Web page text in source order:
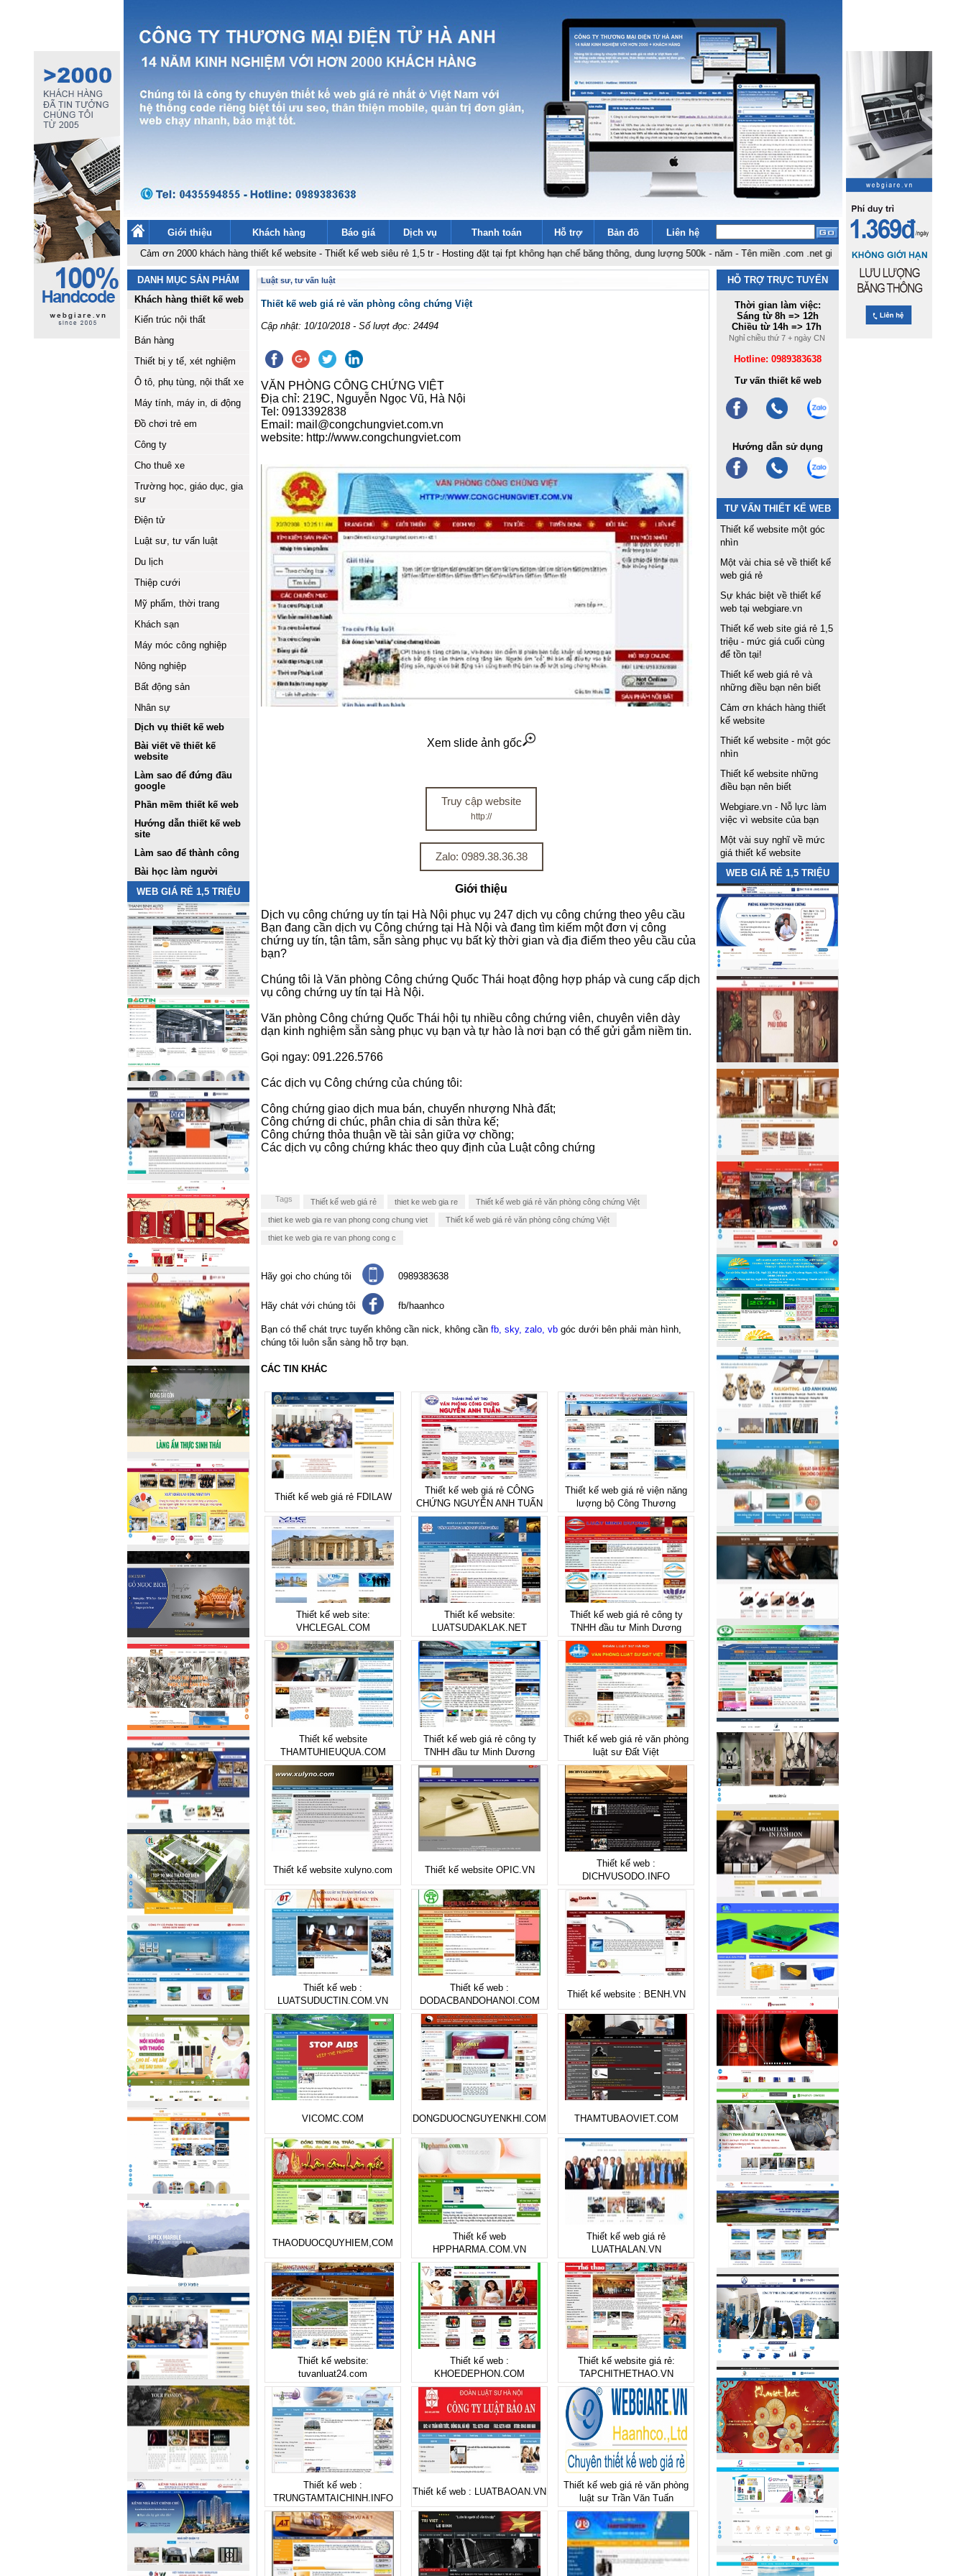
Giới thiệu Khách hàng Báo giá Dịch vụ Thanh toán Hỗ trợ Bản đồ
Liên hệ
Cảm ơn 2000 khách hàng thiết kế website -Thiết kế web siêu rẻ 1,5 tr-Hosting đặt tại fpt không hạn chế băng thông, dung lượng 500k - năm-Tên miền .com .net giá rẻ nhất Việt Nam: 180k - năm-Bảng
DANH MỤC SẢN PHẨM
Khách hàng thiết kế web
Kiến trúc nội thất
Bán hàng
Thiết bị y tế, xét nghiệm
Ô tô, phụ tùng, nội thất xe
Máy tính, máy in, di động
Đồ chơi trẻ em
Công ty
Cho thuê xe
Trường học, giáo dục, gia
sư
Điện tử
Luật sư, tư vấn luật
Du lịch
Thiệp cưới
Mỹ phẩm, thời trang
Khách sạn
Máy móc công nghiệp
Nông nghiệp
Bất động sản
Nhân sự
Dịch vụ thiết kế web
Bài viết về thiết kế
website
Làm sao để đứng đầu
google
Phần mềm thiết kế web
Hướng dẫn thiết kế web
site
Làm sao để thành công
Bài học làm người
WEB GIÁ RẺ 1,5 TRIỆU
Luật sư, tư vấn luật
Thiết kế web giá rẻ văn phòng công chứng Việt
Cập nhật: 10/10/2018 - Số lượt đọc: 24494
VĂN PHÒNG CÔNG CHỨNG VIỆT
Địa chỉ: 219C, Nguyễn Ngọc Vũ, Hà Nội
Tel: 0913392838
Email: mail@congchungviet.com.vn
website: http://www.congchungviet.com
Xem slide ảnh gốc
Truy cập website
http://
Zalo: 0989.38.36.38
Giới thiệu
Dịch vụ công chứng uy tín tại Hà Nội phục vụ 247 dịch vụ công chứng theo yêu cầu
Bạn đang cần dịch vụ Công chứng tại Hà Nội và đang tìm kiếm một đơn vị công
chứng uy tín, tận tâm, sẵn sàng phục vụ bất kỳ thời gian và địa điểm theo yêu cầu của
bạn?
Chúng tôi là Văn phòng Công chứng Quốc Thái hoạt động hợp pháp và cung cấp dịch
vụ công chứng uy tín tại Hà Nội.
Văn phòng Công chứng Quốc Thái hội tụ nhiều công chứng viên, chuyên viên dày
dạn kinh nghiệm sẵn sàng phục vụ bạn và tự hào là nơi bạn có thể gửi gắm niềm tin.
Gọi ngay: 091.226.5766
Các dịch vụ Công chứng của chúng tôi:
Công chứng giao dịch mua bán, chuyển nhượng Nhà đất;
Công chứng di chúc, phân chia di sản thừa kế;
Công chứng thỏa thuận về tài sản giữa vợ chồng;
Các dịch vụ công chứng khác theo quy định của Luật công chứng
Tags Thiết kế web giá rẻ thiet ke web gia re Thiết kế web giá rẻ văn phòng công chứng Việt
thiet ke web gia re van phong cong chung viet Thiết kế web giá rẻ văn phòng công chứng Việt
thiet ke web gia re van phong cong c
Hãy gọi cho chúng tôi 0989383638
Hãy chát với chúng tôi fb/haanhco
Bạn có thể chát trực tuyến không cần nick, không cần fb, sky, zalo, vb góc dưới bên phải màn hình,
chúng tôi luôn sẵn sàng hỗ trợ bạn.
CÁC TIN KHÁC
Thiết kế web giá rẻ FDILAW
Thiết kế web giá rẻ CÔNG
CHỨNG NGUYỄN ANH TUẤN
Thiết kế web giá rẻ viện năng
lượng bộ Công Thương
Thiết kế web site:
VHCLEGAL.COM
Thiết kế website:
LUATSUDAKLAK.NET
Thiết kế web giá rẻ công ty
TNHH đầu tư Minh Dương
Thiết kế website
THAMTUHIEUQUA.COM
Thiết kế web giá rẻ công ty
TNHH đầu tư Minh Dương
Thiết kế web giá rẻ văn phòng
luật sư Đất Việt
Thiết kế website xulyno.com Thiết kế website OPIC.VN
Thiết kế web :
DICHVUSODO.INFO
Thiết kế web :
LUATSUDUCTIN.COM.VN
Thiết kế web :
DODACBANDOHANOI.COM
Thiết kế website : BENH.VN
VICOMC.COM DONGDUOCNGUYENKHI.COM THAMTUBAOVIET.COM
THAODUOCQUYHIEM,COM
Thiết kế web
HPPHARMA.COM.VN
Thiết kế web giá rẻ
LUATHALAN.VN
Thiết kế website:
tuvanluat24.com
Thiết kế web :
KHOEDEPHON.COM
Thiết kế website giá rẻ:
TAPCHITHETHAO.VN
Thiết kế web :
TRUNGTAMTAICHINH.INFO
Thiết kế web : LUATBAOAN.VN
Thiết kế web giá rẻ văn phòng
luật sư Trần Văn Tuấn
HỖ TRỢ TRỰC TUYẾN
Thời gian làm việc:
Sáng từ 8h => 12h
Chiều từ 14h => 17h
Nghỉ chiều thứ 7 + ngày CN
Hotline: 0989383638
Tư vấn thiết kế web
Hướng dẫn sử dụng
TƯ VẤN THIẾT KẾ WEB
Thiết kế website một góc
nhìn
Một vài chia sẻ về thiết kế
web giá rẻ
Sự khác biệt về thiết kế
web tại webgiare.vn
Thiết kế web site giá rẻ 1,5
triệu - mức giá cuối cùng
để tồn tại!
Thiết kế web giá rẻ và
những điều bạn nên biết
Cảm ơn khách hàng thiết
kế website
Thiết kế website - một góc
nhìn
Thiết kế website những
điều bạn nên biết
Webgiare.vn - Nỗ lực làm
việc vì website của bạn
Một vài suy nghĩ về mức
giá thiết kế website
WEB GIÁ RẺ 1,5 TRIỆU